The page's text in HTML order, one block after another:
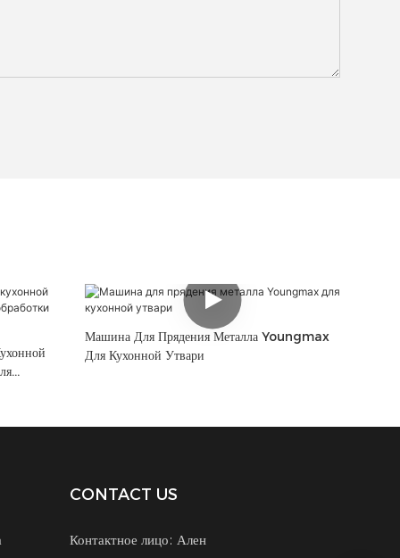
Машина Для Прядения Металла Youngmax
Для Кухонной Утвари
CONTACT US
Контактное лицо: Ален